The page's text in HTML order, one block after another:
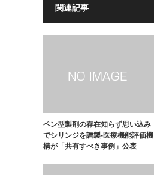
関連記事
ペン型製剤の存在知らず思い込み
でシリンジを調製-医療機能評価機
構が「共有すべき事例」公表